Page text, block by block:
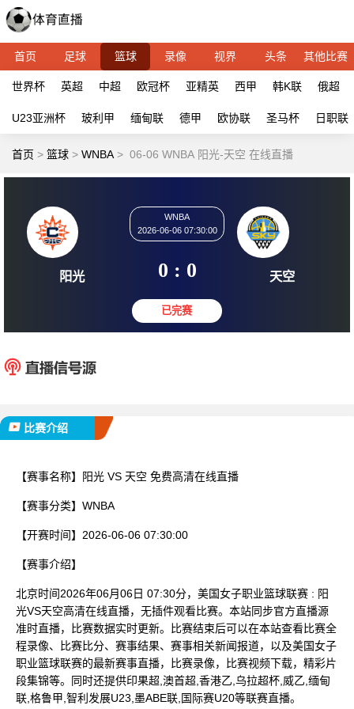
首页 足球 篮球 录像 视界 头条 其他比赛
世界杯 英超 中超 欧冠杯 亚精英 西甲 韩K联 俄超
U23亚洲杯 玻利甲 缅甸联 德甲 欧协联 圣马杯 日职联
首页 > 篮球 > WNBA > 06-06 WNBA 阳光-天空 在线直播
阳光
2026-06-06 07:30:00
0 : 0 天
比赛介绍
【赛事名称】 阳光 VS 天空 免费高清在线直播
【赛事分类】 WNBA
【开赛时间】 2026-06-06 07:30:00
【赛事介绍】
北京时间2026年06月06日 07:30分，美国女子职业篮球联赛 : 阳
光VS天空高清在线直播，无插件观看比赛。本站同步官方直播源
准时直播，比赛数据实时更新。比赛结束后可以在本站查看比赛全
程录像、比赛比分、赛事结果、赛事相关新闻报道，以及美国女子
职业篮球联赛的最新赛事直播，比赛录像，比赛视频下载，精彩片
段集锦等。同时还提供印果超,澳首超,香港乙,乌拉超杯,威乙,缅甸
联,格鲁甲,智利发展U23,墨ABE联,国际赛U20等联赛直播。